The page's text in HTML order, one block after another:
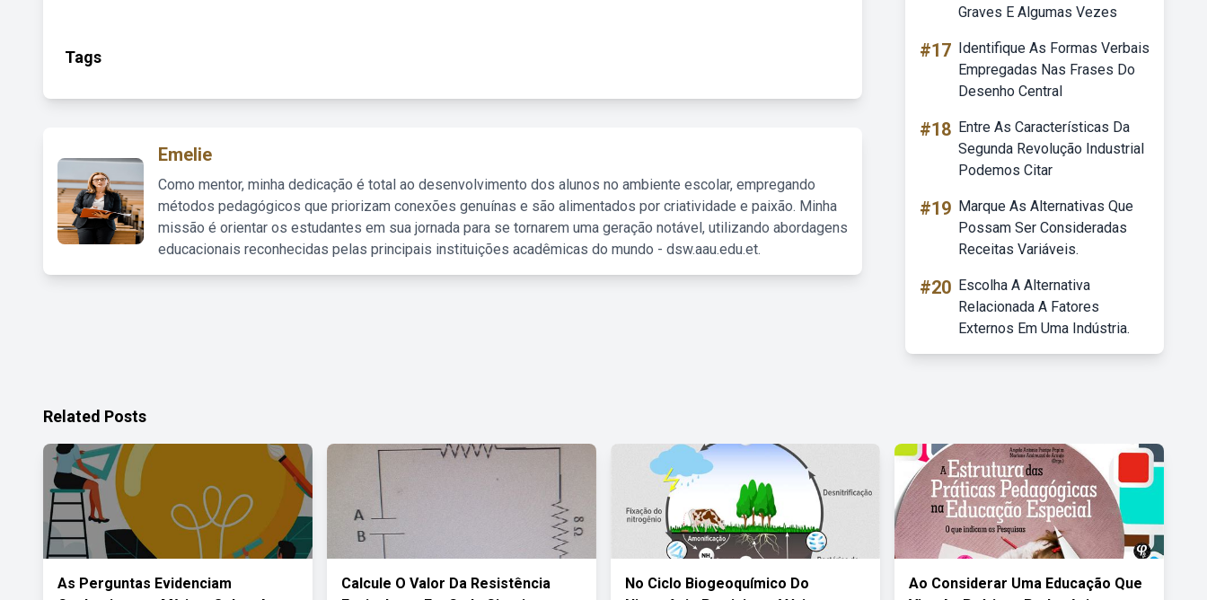
Tags
Emelie
Como mentor, minha dedicação é total ao desenvolvimento dos alunos no ambiente escolar, empregando
métodos pedagógicos que priorizam conexões genuínas e são alimentados por criatividade e paixão. Minha
missão é orientar os estudantes em sua jornada para se tornarem uma geração notável, utilizando abordagens
educacionais reconhecidas pelas principais instituições acadêmicas do mundo - dsw.aau.edu.et.
Graves E Algumas Vezes
#17 Identifique As Formas Verbais
Empregadas Nas Frases Do
Desenho Central
#18 Entre As Características Da
Segunda Revolução Industrial
Podemos Citar
#19 Marque As Alternativas Que
Possam Ser Consideradas
Receitas Variáveis.
#20 Escolha A Alternativa
Relacionada A Fatores
Externos Em Uma Indústria.
Related Posts
As Perguntas Evidenciam
Calcule O Valor Da Resistência
No Ciclo Biogeoquímico Do
Ao Considerar Uma Educação Que